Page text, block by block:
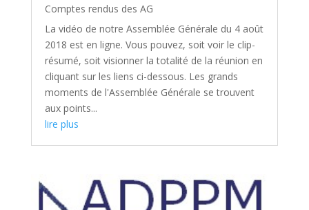
Comptes rendus des AG
La vidéo de notre Assemblée Générale du 4 août
2018 est en ligne. Vous pouvez, soit voir le clip-
résumé, soit visionner la totalité de la réunion en
cliquant sur les liens ci-dessous. Les grands
moments de l'Assemblée Générale se trouvent
aux points...
lire plus